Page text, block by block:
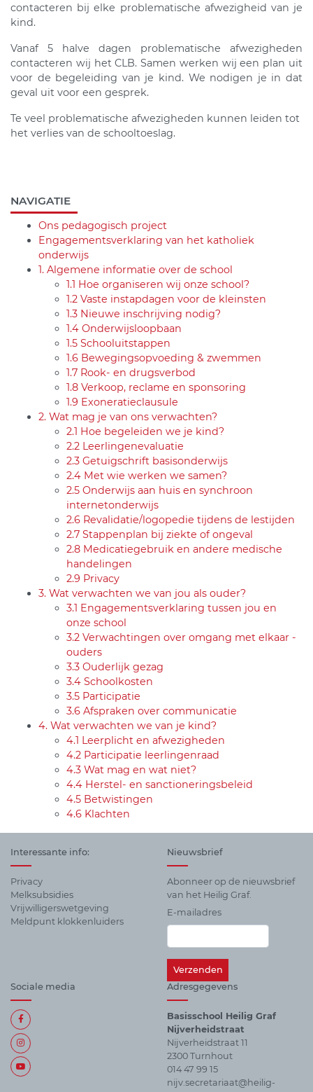
NAVIGATIE
Ons pedagogisch project
Engagementsverklaring van het katholiek
onderwijs
1. Algemene informatie over de school
1.1 Hoe organiseren wij onze school?
1.2 Vaste instapdagen voor de kleinsten
1.3 Nieuwe inschrijving nodig?
1.4 Onderwijsloopbaan
1.5 Schooluitstappen
1.6 Bewegingsopvoeding & zwemmen
1.7 Rook- en drugsverbod
1.8 Verkoop, reclame en sponsoring
1.9 Exoneratieclausule
2. Wat mag je van ons verwachten?
2.1 Hoe begeleiden we je kind?
2.2 Leerlingenevaluatie
2.3 Getuigschrift basisonderwijs
2.4 Met wie werken we samen?
2.5 Onderwijs aan huis en synchroon
internetonderwijs
2.6 Revalidatie/logopedie tijdens de lestijden
2.7 Stappenplan bij ziekte of ongeval
2.8 Medicatiegebruik en andere medische
handelingen
2.9 Privacy
3. Wat verwachten we van jou als ouder?
3.1 Engagementsverklaring tussen jou en
onze school
3.2 Verwachtingen over omgang met elkaar -
ouders
3.3 Ouderlijk gezag
3.4 Schoolkosten
3.5 Participatie
3.6 Afspraken over communicatie
4. Wat verwachten we van je kind?
4.1 Leerplicht en afwezigheden
4.2 Participatie leerlingenraad
4.3 Wat mag en wat niet?
4.4 Herstel- en sanctioneringsbeleid
4.5 Betwistingen
4.6 Klachten
contacteren bij elke problematische afwezigheid van je
kind.
Vanaf 5 halve dagen problematische afwezigheden
contacteren wij het CLB. Samen werken wij een plan uit
voor de begeleiding van je kind. We nodigen je in dat
geval uit voor een gesprek.
Te veel problematische afwezigheden kunnen leiden tot
het verlies van de schooltoeslag.
Interessante info:
Privacy
Melksubsidies
Vrijwilligerswetgeving
Meldpunt klokkenluiders
Nieuwsbrief
Abonneer op de nieuwsbrief
van het Heilig Graf.
E-mailadres
Sociale media Adresgegevens
Basisschool Heilig Graf
Nijverheidstraat
Nijverheidstraat 11
2300 Turnhout
014 47 99 15
nijv.secretariaat@heilig-